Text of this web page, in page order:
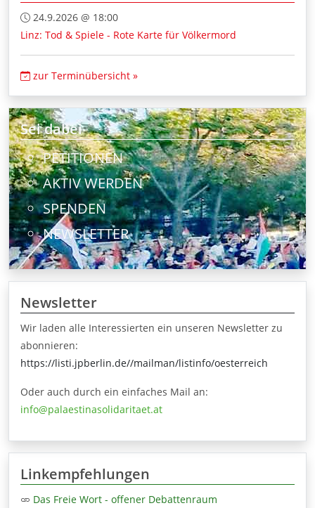
24.9.2026 @ 18:00
Linz: Tod & Spiele - Rote Karte für Völkermord
zur Terminübersicht »
Sei dabei
PETITIONEN
AKTIV WERDEN
SPENDEN
NEWSLETTER
Newsletter
Wir laden alle Interessierten ein unseren Newsletter zu
abonnieren:
https://listi.jpberlin.de//mailman/listinfo/oesterreich
Oder auch durch ein einfaches Mail an:
info@palaestinasolidaritaet.at
Linkempfehlungen
Das Freie Wort - offener Debattenraum